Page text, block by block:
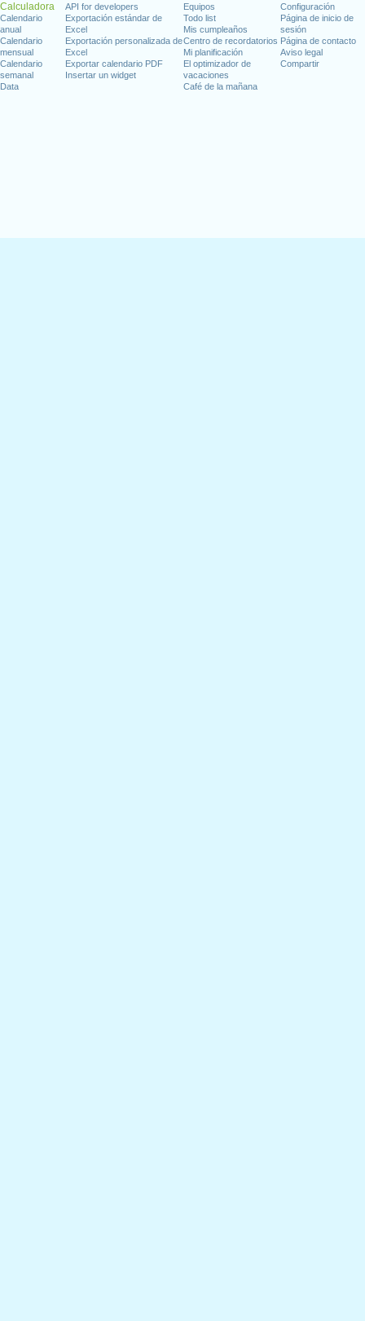
Calculadora
Calendario
anual
Calendario
mensual
Calendario
semanal
Data
API for developers
Exportación estándar de
Excel
Exportación personalizada de
Excel
Exportar calendario PDF
Insertar un widget
Equipos
Todo list
Mis cumpleaños
Centro de recordatorios
Mi planificación
El optimizador de
vacaciones
Café de la mañana
Configuración
Página de inicio de
sesión
Página de contacto
Aviso legal
Compartir